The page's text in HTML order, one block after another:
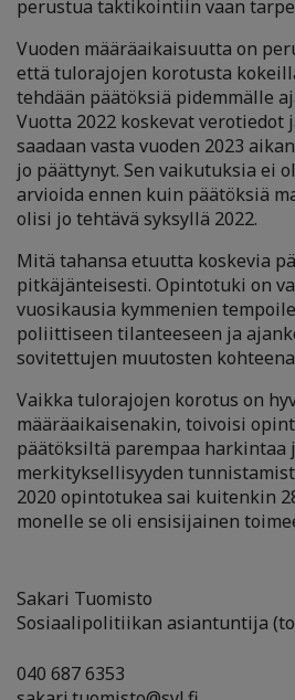
perustua taktikointiin vaan
Vuoden määräaikaisuutta on
että tulorajojen korotusta
tehdään päätöksiä pidemmälle
Vuotta 2022 koskevat
saadaan vasta vuoden 2023
jo päättynyt. Sen vaikutuksia ei
arvioida ennen kuin päätöksiä
olisi jo tehtävä syksyllä 2022.
Mitä tahansa etuutta koskevia
pitkäjänteisesti. Opintotuki on
vuosikausia kymmenien
poliittiseen tilanteeseen ja
sovitettujen muutosten
Vaikka tulorajojen korotus on
määräaikaisenakin, toivoisi
päätöksiltä parempaa harkintaa
merkityksellisyyden
2020 opintotukea sai kuitenkin
monelle se oli ensisijainen
Sakari Tuomisto
Sosiaalipolitiikan asiantuntija
040 687 6353